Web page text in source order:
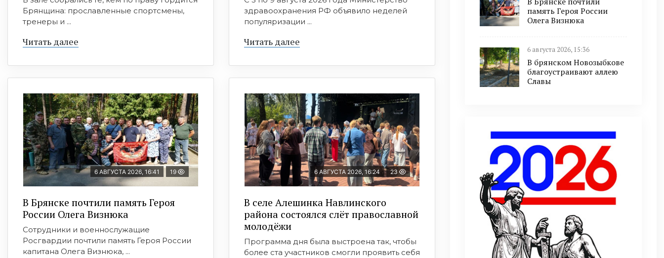
Брянщина: прославленные спортсмены,
тренеры и ...
Читать далее
здравоохранения РФ объявило неделей
популяризации ...
Читать далее
6 АВГУСТА 2026, 16:41 19
В Брянске почтили память Героя
России Олега Визнюка
Сотрудники и военнослужащие
Росгвардии почтили память Героя России
капитана Олега Визнюка, ...
6 АВГУСТА 2026, 16:24 23
В селе Алешинка Навлинского
района состоялся слёт православной
молодёжи
Программа дня была выстроена так, чтобы
более ста участников смогли проявить себя
память Героя России
Олега Визнюка
6 августа 2026, 15:36
В брянском Новозыбкове
благоустраивают аллею
Славы